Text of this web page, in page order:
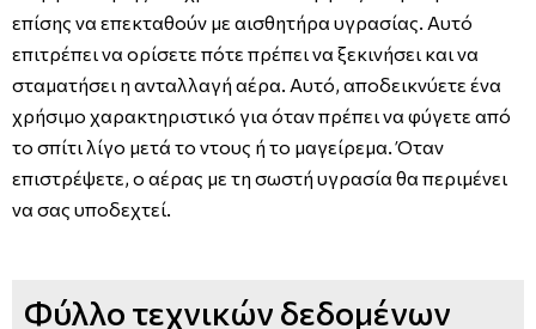
επίσης να επεκταθούν με αισθητήρα υγρασίας. Αυτό
επιτρέπει να ορίσετε πότε πρέπει να ξεκινήσει και να
σταματήσει η ανταλλαγή αέρα. Αυτό, αποδεικνύετε ένα
χρήσιμο χαρακτηριστικό για όταν πρέπει να φύγετε από
το σπίτι λίγο μετά το ντους ή το μαγείρεμα. Όταν
επιστρέψετε, ο αέρας με τη σωστή υγρασία θα περιμένει
να σας υποδεχτεί.
Φύλλο τεχνικών δεδομένων